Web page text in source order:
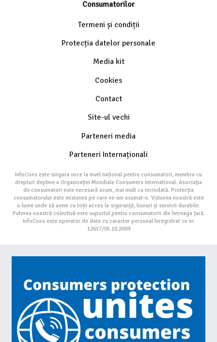
Consumatorilor
Termeni și condiții
Protecția datelor personale
Media kit
Cookies
Contact
Site-ul vechi
Parteneri media
Parteneri Internaționali
InfoCons este singura voce la nivel național pentru consumatori, membru cu
drepturi depline a Organizației Mondiale Consumers International. Asociația
de consumatori este necesară acum, mai mult ca niciodată. Protecția
consumatorului este misiunea pe care ne-am asumat-o. Viziunea noastră este
o lume unde să avem cu toții acces la siguranță, bunuri și servicii durabile.
Puterea noastră colectivă este suportul pentru consumatorii din întreaga țară.
InfoCons este operator de date cu caracter personal înregistrat cu nr.
12617/05.10.2009